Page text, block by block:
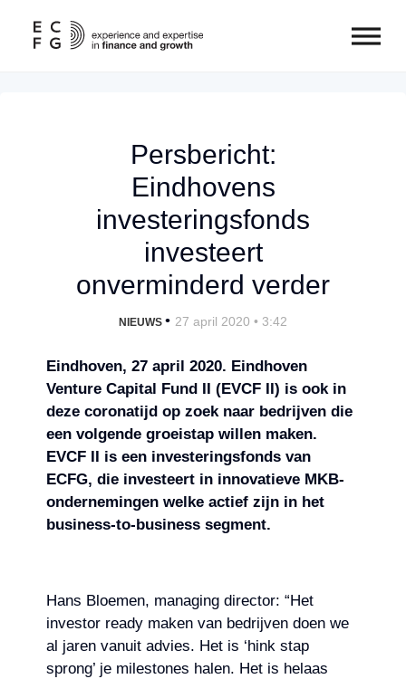
Persbericht:
Eindhovens
investeringsfonds
investeert
onverminderd verder
NIEUWS • 27 april 2020 • 3:42
Eindhoven, 27 april 2020. Eindhoven
Venture Capital Fund II (EVCF II) is ook in
deze coronatijd op zoek naar bedrijven die
een volgende groeistap willen maken.
EVCF II is een investeringsfonds van
ECFG, die investeert in innovatieve MKB-
ondernemingen welke actief zijn in het
business-to-business segment.
Hans Bloemen, managing director: “Het
investor ready maken van bedrijven doen we
al jaren vanuit advies. Het is ‘hink stap
sprong’ je milestones halen. Het is helaas